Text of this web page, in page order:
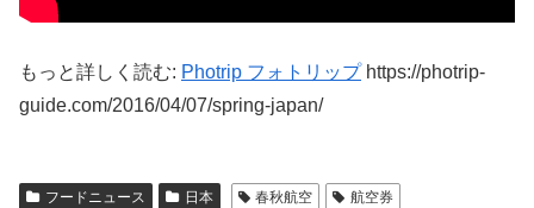
もっと詳しく読む: Photrip フォトリップhttps://photrip-
guide.com/2016/04/07/spring-japan/
フードニュース 日本 春秋航空 航空券